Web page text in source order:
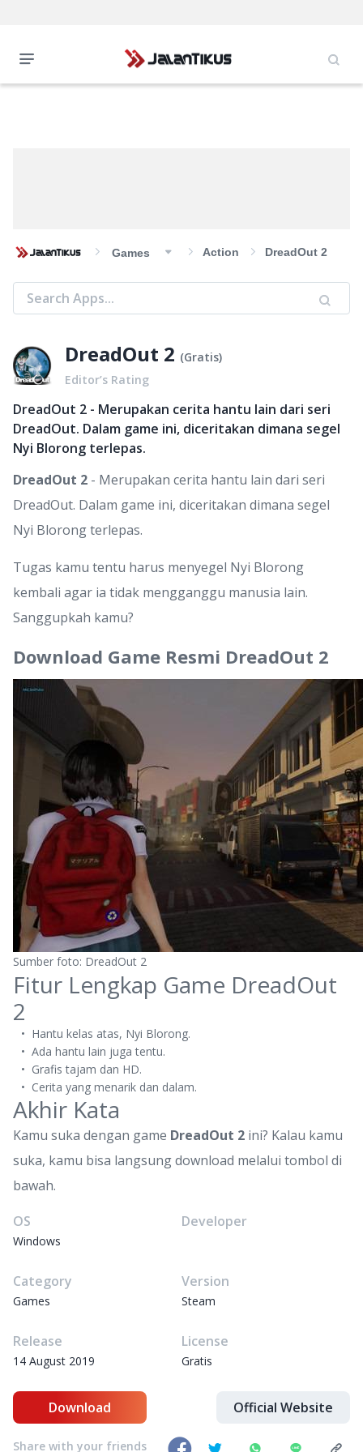
Games Action DreadOut 2
DreadOut 2 (Gratis)
Editor’s Rating
DreadOut 2 - Merupakan cerita hantu lain dari seri
DreadOut. Dalam game ini, diceritakan dimana segel
Nyi Blorong terlepas.
DreadOut 2 - Merupakan cerita hantu lain dari seri
DreadOut. Dalam game ini, diceritakan dimana segel
Nyi Blorong terlepas.
Tugas kamu tentu harus menyegel Nyi Blorong
kembali agar ia tidak mengganggu manusia lain.
Sanggupkah kamu?
Download Game Resmi DreadOut 2
Sumber foto: DreadOut 2
Fitur Lengkap Game DreadOut
2
Hantu kelas atas, Nyi Blorong.
Ada hantu lain juga tentu.
Grafis tajam dan HD.
Cerita yang menarik dan dalam.
Akhir Kata
Kamu suka dengan game DreadOut 2 ini? Kalau kamu
suka, kamu bisa langsung download melalui tombol di
bawah.
OS
Windows
Developer
Category
Games
Version
Steam
Release
14 August 2019
License
Gratis
Download Official Website
Share with your friends